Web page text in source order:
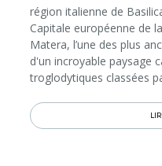
région italienne de
Capitale européenne de
Matera, l’une des plus
d'un incroyable paysage
troglodytiques classées